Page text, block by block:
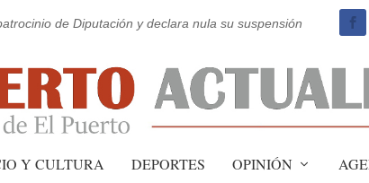
de Diputación y declara nula su suspensión
Y CULTURA DEPORTES OPINIÓN